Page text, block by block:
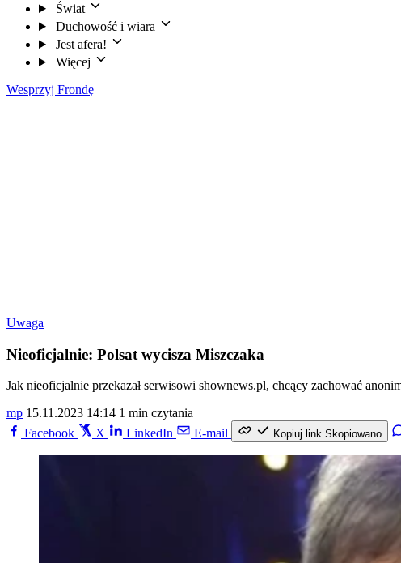
Świat
Duchowość i wiara
Jest afera!
Więcej
Wesprzyj Frondę
Uwaga
Nieoficjalnie: Polsat wycisza Miszczaka
Jak nieoficjalnie przekazał serwisowi shownews.pl, chcący zachować
mp 15.11.2023 14:14 1 min czytania
Facebook
X LinkedIn E-mail Kopiuj link Skopiowano